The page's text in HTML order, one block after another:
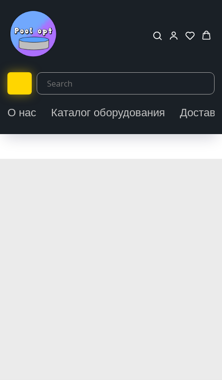
О нас Каталог оборудования